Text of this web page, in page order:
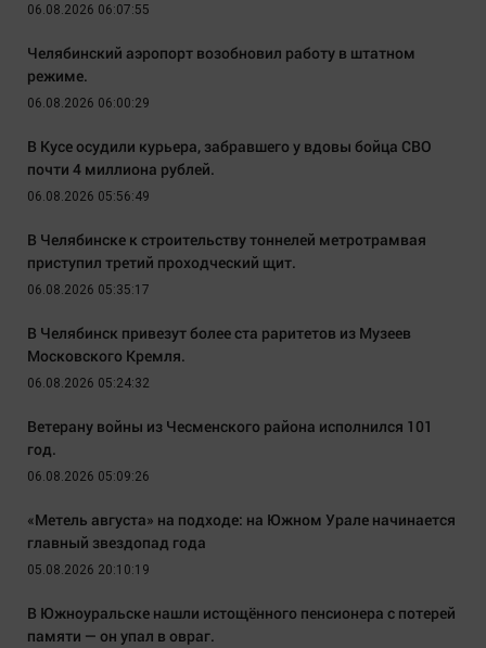
06.08.2026 06:07:55
Челябинский аэропорт возобновил работу в штатном
режиме.
06.08.2026 06:00:29
В Кусе осудили курьера, забравшего у вдовы бойца СВО
почти 4 миллиона рублей.
06.08.2026 05:56:49
В Челябинске к строительству тоннелей метротрамвая
приступил третий проходческий щит.
06.08.2026 05:35:17
В Челябинск привезут более ста раритетов из Музеев
Московского Кремля.
06.08.2026 05:24:32
Ветерану войны из Чесменского района исполнился 101
год.
06.08.2026 05:09:26
«Метель августа» на подходе: на Южном Урале начинается
главный звездопад года
05.08.2026 20:10:19
В Южноуральске нашли истощённого пенсионера с потерей
памяти — он упал в овраг.